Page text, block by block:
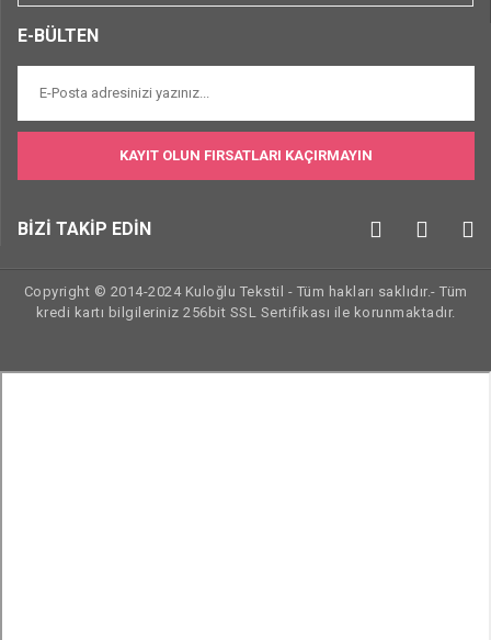
E-BÜLTEN
KAYIT OLUN FIRSATLARI KAÇIRMAYIN
BİZİ TAKİP EDİN
Copyright © 2014-2024 Kuloğlu Tekstil - Tüm hakları saklıdır.- Tüm
kredi kartı bilgileriniz 256bit SSL Sertifikası ile korunmaktadır.